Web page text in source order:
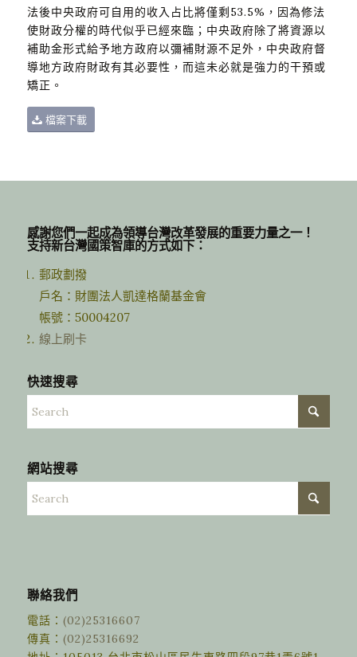
法後中央政府可自用的收入占比將僅剩53.5%，因為修法
使財政分權的時代似乎已經來臨；中央政府除了將資源以
補助金形式給予地方政府以彌補財源不足外，中央政府督
導地方政府財政有其必要性，而這未必就是強力的干預或
矯正。
檔案下載
感謝您們一起成為領導台灣改革發展的重要力量之一！
支持新台灣國策智庫的方式如下：
郵政劃撥
戶名：財團法人凱達格蘭基金會
帳號：50004207
線上刷卡
快速搜尋
網站搜尋
聯絡我們
電話： (02)25316607
傳真： (02)25316692